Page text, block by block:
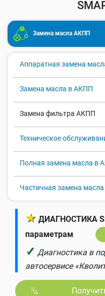
Замена масла АКПП
Аппаратная замена
Замена масла в АКПП
Замена фильтра АКПП
Техническое
Полная замена масла в
Частичная замена
★ ДИАГНОСТИКА
параметрам
✓ Диагностика в
автосервисе